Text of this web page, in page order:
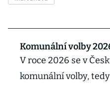
Komunální volby
V roce 2026 se v
komunální volby,